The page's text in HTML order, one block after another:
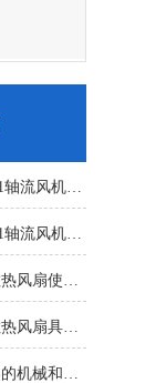
FN050-VDK.4I.V7P1轴流风机：精密温控背后的空气动力学杰作
FN050-VDK.4I.V7P1轴流风机：工业散热系统的静音革新者
AKSD630-6N冷库散热风扇使用效果怎样?
AKSD630-6N冷库散热风扇具体应用原理和优势如下
ERAD280-4K逆变器的机械和电气安装规程